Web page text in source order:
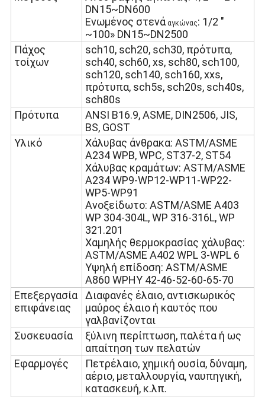
DN15~DN600
Ενωμένος στενάαγκώνας: 1/2 "
~100» DN15~DN2500
Πάχος
τοίχων
sch10, sch20, sch30, πρότυπα,
sch40, sch60, xs, sch80, sch100,
sch120, sch140, sch160, xxs,
πρότυπα, sch5s, sch20s, sch40s,
sch80s
Πρότυπα
ANSI B16.9,ASME, DIN2506, JIS,
BS,GOST
Υλικό
Χάλυβας άνθρακα: ASTM/ASME
A234 WPB, WPC, ST37-2, ST54
Χάλυβας κραμάτων: ASTM/ASME
A234 WP9-WP12-WP11-WP22-
WP5-WP91
Ανοξείδωτο: ASTM/ASME A403
WP 304-304L,WP 316-316L,WP
321.201
Χαμηλής θερμοκρασίας χάλυβας:
ASTM/ASME A402 WPL 3-WPL 6
Υψηλή επίδοση: ASTM/ASME
A860 WPHY 42-46-52-60-65-70
Επεξεργασία
επιφάνειας
Διαφανές έλαιο, αντισκωρικός
μαύρος έλαιο ή καυτός που
γαλβανίζονται
Συσκευασία
ξύλινη περίπτωση, παλέτα ή ως
απαίτηση των πελατών
Εφαρμογές
Πετρέλαιο, χημική ουσία, δύναμη,
αέριο, μεταλλουργία, ναυπηγική,
κατασκευή, κ.λπ.